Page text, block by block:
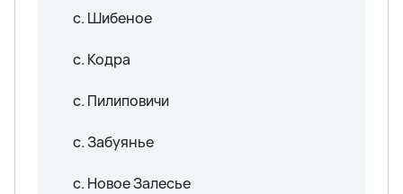
с. Шибеное
с. Кодра
с. Пилиповичи
с. Забуянье
с. Новое Залесье